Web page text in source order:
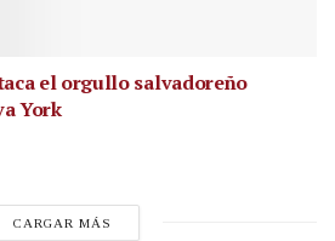
el orgullo salvadoreño
York
CARGAR MÁS